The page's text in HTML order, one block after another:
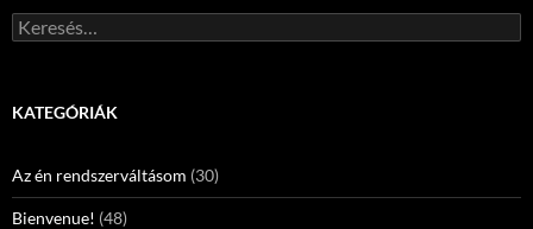
Keresés:
KATEGÓRIÁK
Az én rendszerváltásom (30)
Bienvenue! (48)